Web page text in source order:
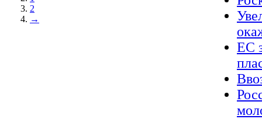
2
→
ЕС